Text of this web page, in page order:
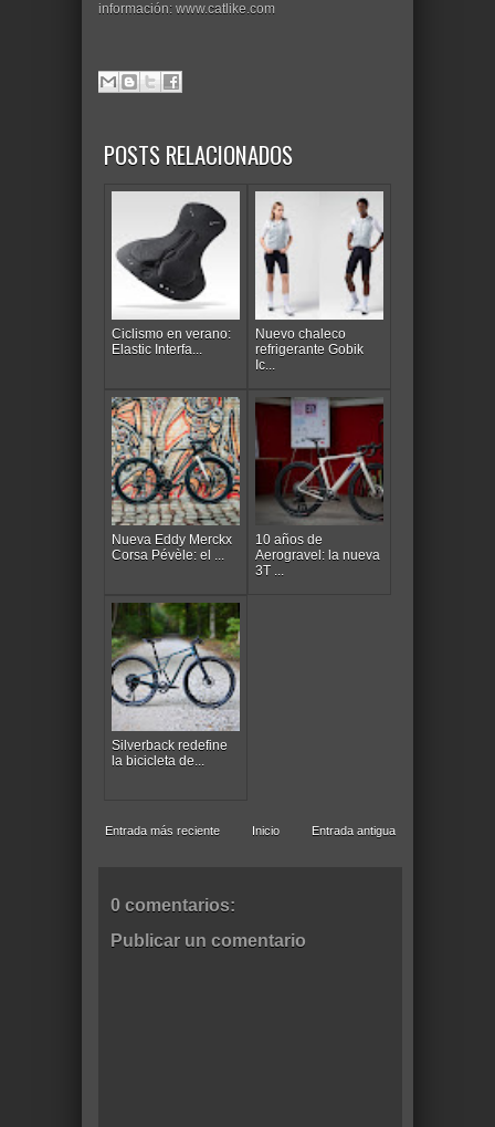
información: www.catlike.com
POSTS RELACIONADOS
Ciclismo en verano:
Elastic Interfa...
Nuevo chaleco
refrigerante Gobik
Ic...
Nueva Eddy Merckx
Corsa Pévèle: el ...
10 años de
Aerogravel: la nueva
3T ...
Silverback redefine
la bicicleta de...
Entrada más reciente Entrada antigua
Inicio
0 comentarios:
Publicar un comentario